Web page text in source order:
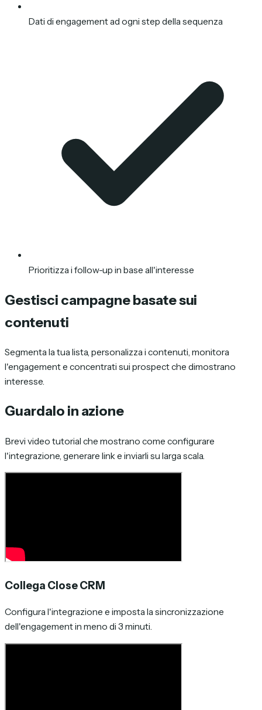
Dati di engagement ad ogni step della sequenza
Prioritizza i follow-up in base all'interesse
Gestisci campagne basate sui
contenuti
Segmenta la tua lista, personalizza i contenuti, monitora
l'engagement e concentrati sui prospect che dimostrano
interesse.
Guardalo in azione
Brevi video tutorial che mostrano come configurare
l'integrazione, generare link e inviarli su larga scala.
Collega Close CRM
Configura l'integrazione e imposta la sincronizzazione
dell'engagement in meno di 3 minuti.